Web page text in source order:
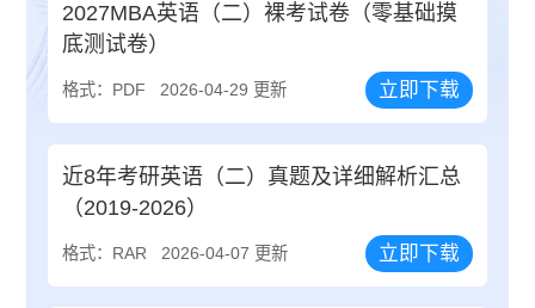
2027MBA英语（二）裸考试卷（零基础摸
底测试卷）
格式：PDF 2026-04-29 更新 立即下载
近8年考研英语（二）真题及详细解析汇总
（2019-2026）
格式：RAR 2026-04-07 更新 立即下载